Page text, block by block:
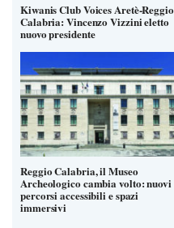
Kiwanis Club Voices Aretè-Reggio
Calabria: Vincenzo Vizzini eletto
nuovo presidente
Reggio Calabria, il Museo
Archeologico cambia volto: nuovi
percorsi accessibili e spazi
immersivi